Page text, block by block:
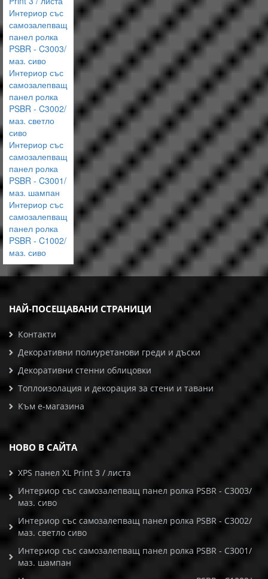
Интериор със
самозалепващ
панел ролка
PSBR - C3003/
маз. сиво
Интериор със
самозалепващ
панел ролка
PSBR - C3002/
маз. светло
сиво
Интериор със
самозалепващ
панел ролка
PSBR - C3001/
маз. шампан
Интериор със
самозалепващ
панел ролка
PSBR - C1002/
маз. сиво
НАЙ-ПОСЕЩАВАНИ СТРАНИЦИ
Контакти
Декоративни полиуретанови греди и дъски
Декоративни стенни облицовки
Топлоизолация и декорация за стени и тавани
Към е-магазина
НОВО В САЙТА
XPS панел XL Print 3 / листа
Интериор със самозалепващ панел ролка PSBR - C3003/
маз. сиво
Интериор със самозалепващ панел ролка PSBR - C3002/
маз. светло сиво
Интериор със самозалепващ панел ролка PSBR - C3001/
маз. шампан